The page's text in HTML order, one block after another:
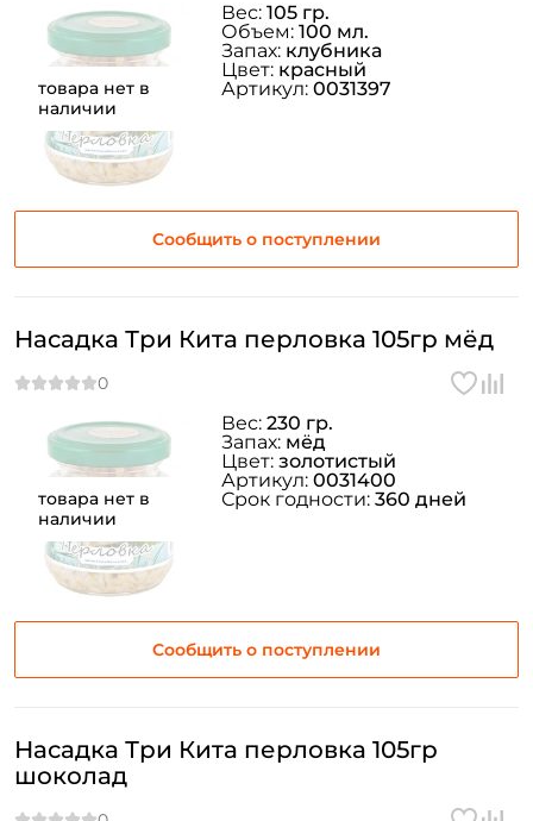
товара нет в
наличии
Сообщить о поступлении
Вес: 105 гр.
Объем: 100 мл.
Запах: клубника
Цвет: красный
Артикул: 0031397
товара нет в
наличии
Насадка Три Кита перловка 105гр мёд
Сообщить о поступлении
Вес: 230 гр.
Запах: мёд
Цвет: золотистый
Артикул: 0031400
Срок годности: 360 дней
Насадка Три Кита перловка 105гр
шоколад